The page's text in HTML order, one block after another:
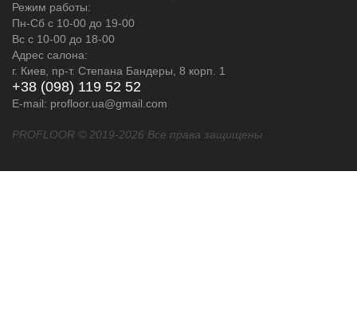
Режим работы:
Пн-Сб с 10-00 до 19-00
Вс с 10-00 до 18-00
Адрес салона:
г. Киев, пр-т. Степана Бандеры, 8 корп. 1
+38 (098) 119 52 52
E-mail: profloor.ua@gmail.com
PROFLOOR © 2019-2026 Все права защищены